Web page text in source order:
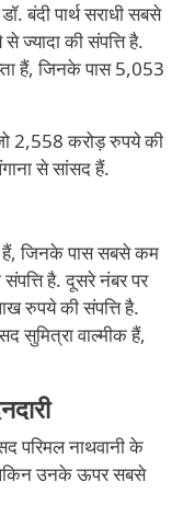
बंदी पार्थ सराधी सबसे
की संपत्ति है.
हैं, जिनके पास 5,053
2,558 करोड़ रुपये की
से सांसद हैं.
हैं, जिनके पास सबसे कम
है. दूसरे नंबर पर
रुपये की संपत्ति है.
सुमित्रा वाल्मीक हैं,
परिमल नाथवानी के
लेकिन उनके ऊपर सबसे